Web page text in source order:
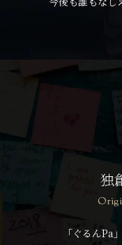
独
「ぐるんPa